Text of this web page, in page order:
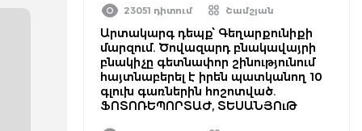
23051 դիտում Շամշյան
Արտակարգ դեպք՝ Գեղարքունիքի
մարզում. Ծովազարդ բնակավայրի
բնակիչը գետնափոր շինությունում
հայտնաբերել է իրեն պատկանող 10
գլուխ գառներին հոշոտված.
ՖՈՏՈՌԵՊՈՐՏԱԺ, ՏԵՍԱՆՅՈւԹ